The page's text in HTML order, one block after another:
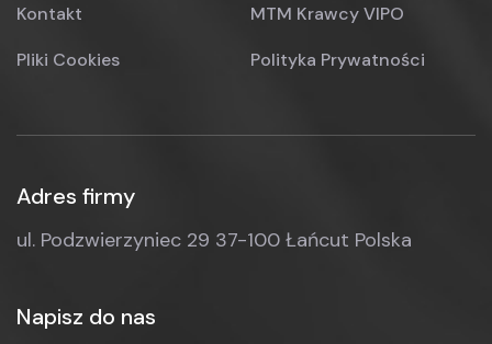
Kontakt
MTM Krawcy VIPO
Pliki Cookies
Polityka Prywatności
Adres firmy
ul. Podzwierzyniec 29 37-100 Łańcut Polska
Napisz do nas